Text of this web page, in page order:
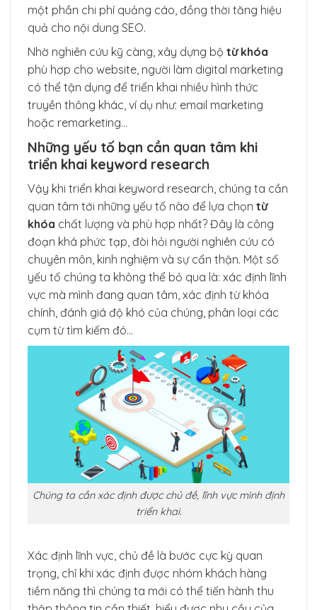
một phần chi phí quảng cáo, đồng thời tăng hiệu
quả cho nội dung SEO.
Nhờ nghiên cứu kỹ càng, xây dựng bộ từ khóa
phù hợp cho website, người làm digital marketing
có thể tận dụng để triển khai nhiều hình thức
truyền thông khác, ví dụ như: email marketing
hoặc remarketing…
Những yếu tố bạn cần quan tâm khi
triển khai keyword research
Vậy khi triển khai keyword research, chúng ta cần
quan tâm tới những yếu tố nào để lựa chọn từ
khóa chất lượng và phù hợp nhất? Đây là công
đoạn khá phức tạp, đòi hỏi người nghiên cứu có
chuyên môn, kinh nghiệm và sự cẩn thận. Một số
yếu tố chúng ta không thể bỏ qua là: xác định lĩnh
vực mà mình đang quan tâm, xác định từ khóa
chính, đánh giá độ khó của chúng, phân loại các
cụm từ tìm kiếm đó…
Chúng ta cần xác định được chủ đề, lĩnh vực mình định
triển khai.
Xác định lĩnh vực, chủ đề là bước cực kỳ quan
trọng, chỉ khi xác định được nhóm khách hàng
tiềm năng thì chúng ta mới có thể tiến hành thu